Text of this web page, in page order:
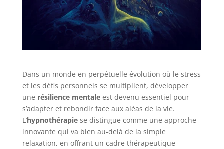
Dans un monde en perpétuelle évolution où le stress
et les défis personnels se multiplient, développer
une résilience mentaleest devenu essentiel pour
s’adapter et rebondir face aux aléas de la vie.
L’hypnothérapiese distingue comme une approche
innovante qui va bien au-delà de la simple
relaxation, en offrant un cadre thérapeutique